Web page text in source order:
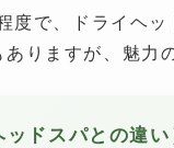
度で、ドライヘ
りますが、魅力
ドスパとの違い